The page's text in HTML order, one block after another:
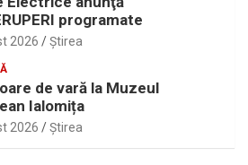
programate
2026 Ştirea
de vară la Muzeul
Ialomița
2026 Ştirea